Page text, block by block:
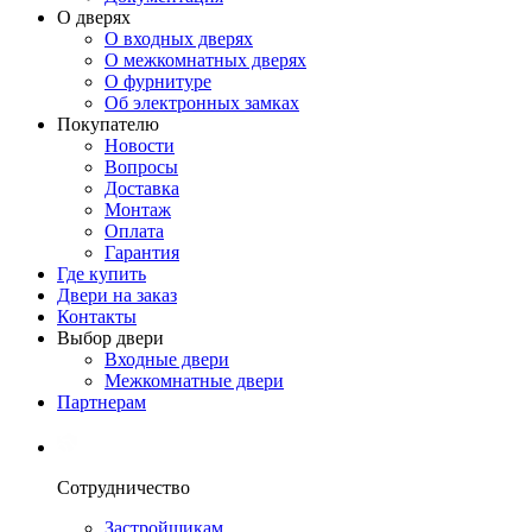
О дверях
О входных дверях
О межкомнатных дверях
О фурнитуре
Об электронных замках
Покупателю
Новости
Вопросы
Доставка
Монтаж
Оплата
Гарантия
Где купить
Двери на заказ
Контакты
Выбор двери
Входные двери
Межкомнатные двери
Партнерам
Сотрудничество
Застройщикам